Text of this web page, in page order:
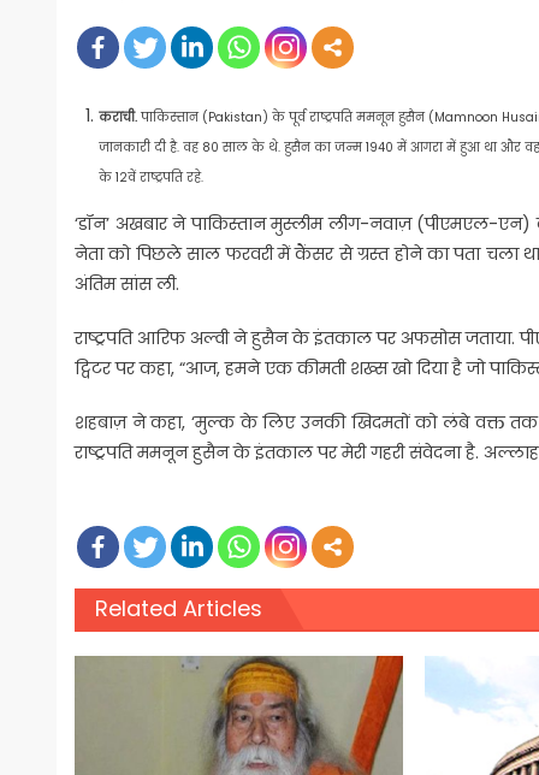
कराची. पाकिस्तान (Pakistan) के पूर्व राष्ट्रपति ममनून हुसैन (Mamnoon
जानकारी दी है. वह 80 साल के थे. हुसैन का जन्म 1940 में आगरा में हुआ था और
के 12वें राष्ट्रपति रहे.
‘डॉन’ अखबार ने पाकिस्तान मुस्लीम लीग-नवाज़ (पीएमएल-
नेता को पिछले साल फरवरी में कैंसर से ग्रस्त होने का पता चला
अंतिम सांस ली.
राष्ट्रपति आरिफ अल्वी ने हुसैन के इंतकाल पर अफसोस जताया.
ट्विटर पर कहा, “आज, हमने एक कीमती शख्स खो दिया है जो
शहबाज़ ने कहा, ‘मुल्क के लिए उनकी खिदमतों को लंबे वक्त तक
राष्ट्रपति ममनून हुसैन के इंतकाल पर मेरी गहरी संवेदना है.
Related Articles